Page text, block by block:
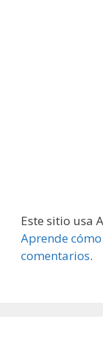
Este sitio usa
Aprende
comentarios.